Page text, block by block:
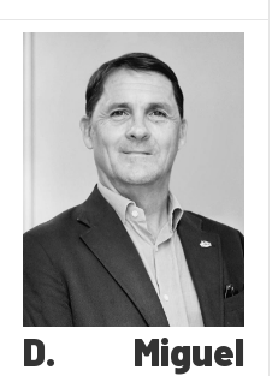
D. Miguel